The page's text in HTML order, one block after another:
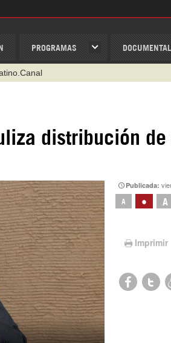
PROGRAMAS
distribución de
Publicada:
A • A
Imprimir